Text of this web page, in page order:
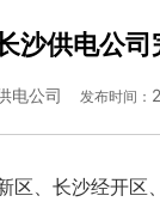
沙供电公
电公司 发布时间：
、长沙经开区